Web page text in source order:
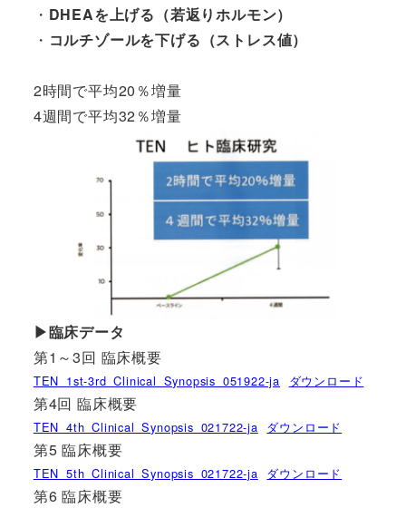
・ DHEAを上げる（若返りホルモン）
・ コルチゾールを下げる（ストレス値）
2時間で平均20％増量
4週間で平均32％増量
▶臨床データ
第1～3回 臨床概要
TEN_1st-3rd_Clinical_Synopsis_051922-ja ダウンロード
第4回 臨床概要
TEN_4th_Clinical_Synopsis_021722-ja ダウンロード
第5 臨床概要
TEN_5th_Clinical_Synopsis_021722-ja ダウンロード
第6 臨床概要